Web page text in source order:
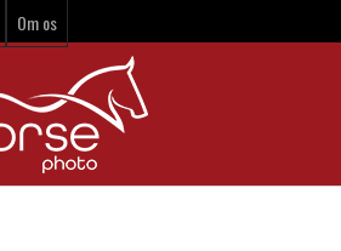
Om os